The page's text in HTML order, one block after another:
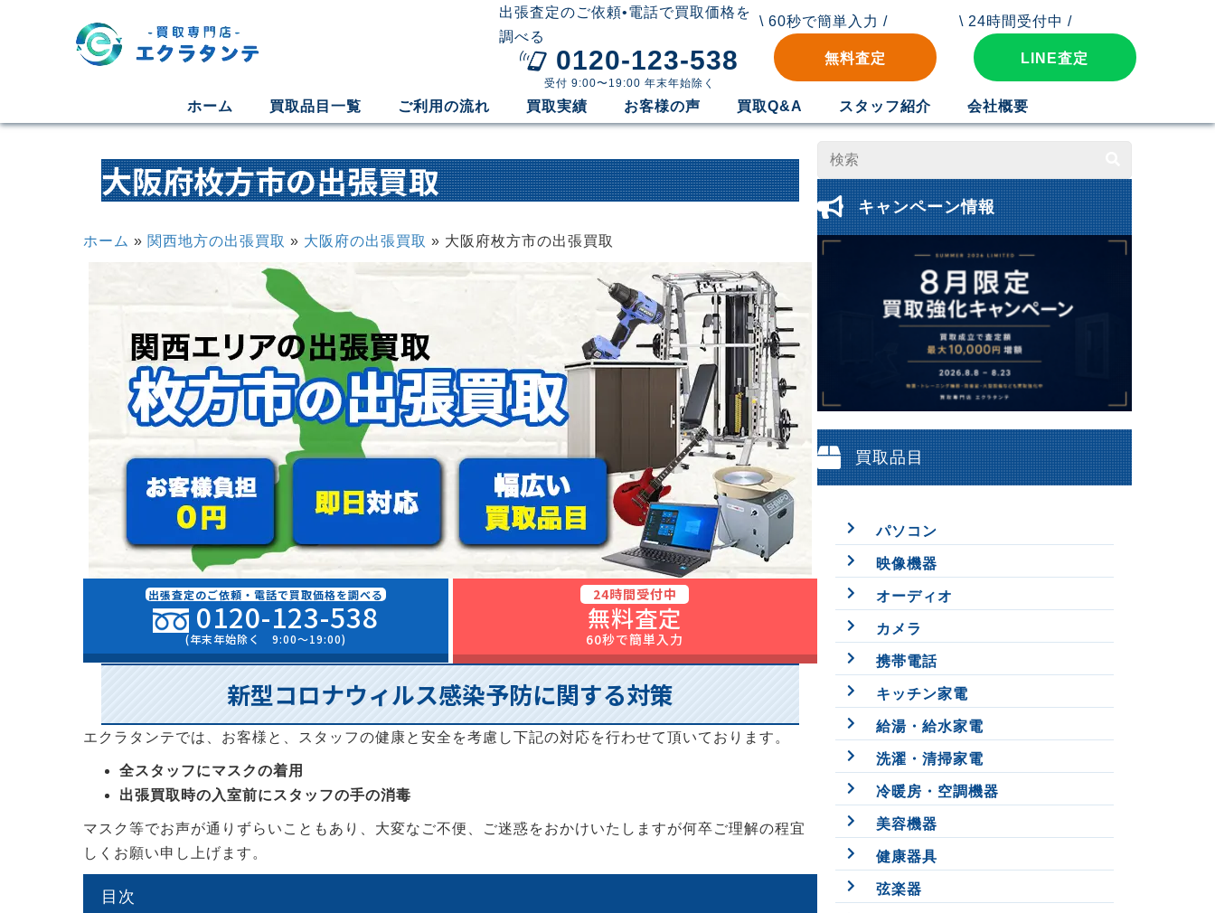
出張査定のご依頼•電話で買取価格を
調べる
0120-123-538
受付 9:00〜19:00 年末年始除く
\ 60秒で簡単入力 /
無料査定
\ 24時間受付中 /
LINE査定
ホーム 買取品目一覧 ご利用の流れ 買取実績 お客様の声 買取Q&A スタッフ紹介 会社概要
大阪府枚方市の出張買取
ホーム » 関西地方の出張買取 » 大阪府の出張買取 » 大阪府枚方市の出張買取
出張査定のご依頼・電話で買取価格を調べる
0120-123-538
(年末年始除く 9:00〜19:00)
24時間受付中
無料査定
60秒で簡単入力
新型コロナウィルス感染予防に関する対策
エクラタンテでは、お客様と、スタッフの健康と安全を考慮し下記の対応を行わせて頂いております。
全スタッフにマスクの着用
出張買取時の入室前にスタッフの手の消毒
マスク等でお声が通りずらいこともあり、大変なご不便、ご迷惑をおかけいたしますが何卒ご理解の程宜
しくお願い申し上げます。
目次
キャンペーン情報
買取品目
パソコン
映像機器
オーディオ
カメラ
携帯電話
キッチン家電
給湯・給水家電
洗濯・清掃家電
冷暖房・空調機器
美容機器
健康器具
弦楽器